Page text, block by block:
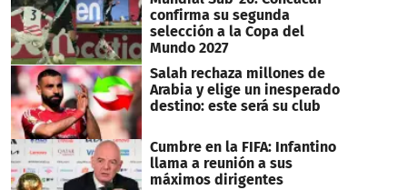
confirma su segunda
selección a la Copa del
Mundo 2027
Salah rechaza millones de
Arabia y elige un inesperado
destino: este será su club
Cumbre en la FIFA: Infantino
llama a reunión a sus
máximos dirigentes